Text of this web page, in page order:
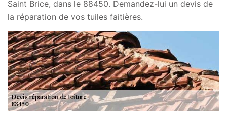
Saint Brice, dans le 88450. Demandez-lui un devis de
la réparation de vos tuiles faitières.